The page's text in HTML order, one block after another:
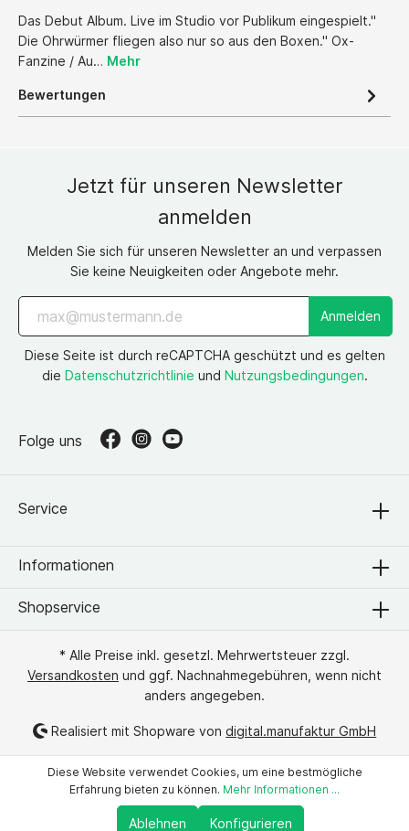
Das Debut Album. Live im Studio vor Publikum eingespielt."
Die Ohrwürmer fliegen also nur so aus den Boxen." Ox-
Fanzine / Au… Mehr
Bewertungen
Jetzt für unseren Newsletter
anmelden
Melden Sie sich für unseren Newsletter an und verpassen
Sie keine Neuigkeiten oder Angebote mehr.
Diese Seite ist durch reCAPTCHA geschützt und es gelten
die Datenschutzrichtlinie und Nutzungsbedingungen.
Anmelden
Service
Folge uns
Informationen
Shopservice
* Alle Preise inkl. gesetzl. Mehrwertsteuer zzgl.
Versandkosten und ggf. Nachnahmegebühren, wenn nicht
anders angegeben.
Realisiert mit Shopware vondigital.manufaktur GmbH
Diese Website verwendet Cookies, um eine bestmögliche
Erfahrung bieten zu können. Mehr Informationen ...
Ablehnen Konfigurieren